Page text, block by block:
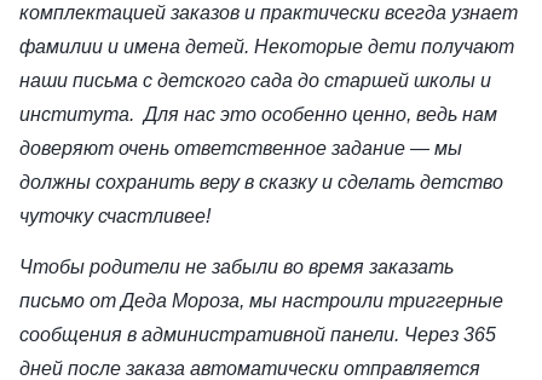
комплектацией заказов и практически всегда узнает
фамилии и имена детей. Некоторые дети получают
наши письма с детского сада до старшей школы и
института. Для нас это особенно ценно, ведь нам
доверяют очень ответственное задание — мы
должны сохранить веру в сказку и сделать детство
чуточку счастливее!
Чтобы родители не забыли во время заказать
письмо от Деда Мороза, мы настроили триггерные
сообщения в административной панели. Через 365
дней после заказа автоматически отправляется